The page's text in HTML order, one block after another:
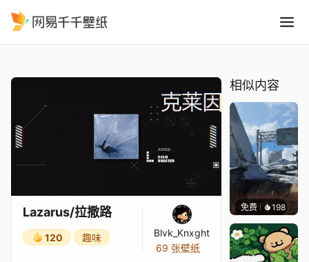
Lazarus/拉撒路
120 趣味
Blvk_Knxght
69 张壁纸
相似内容
免费 198